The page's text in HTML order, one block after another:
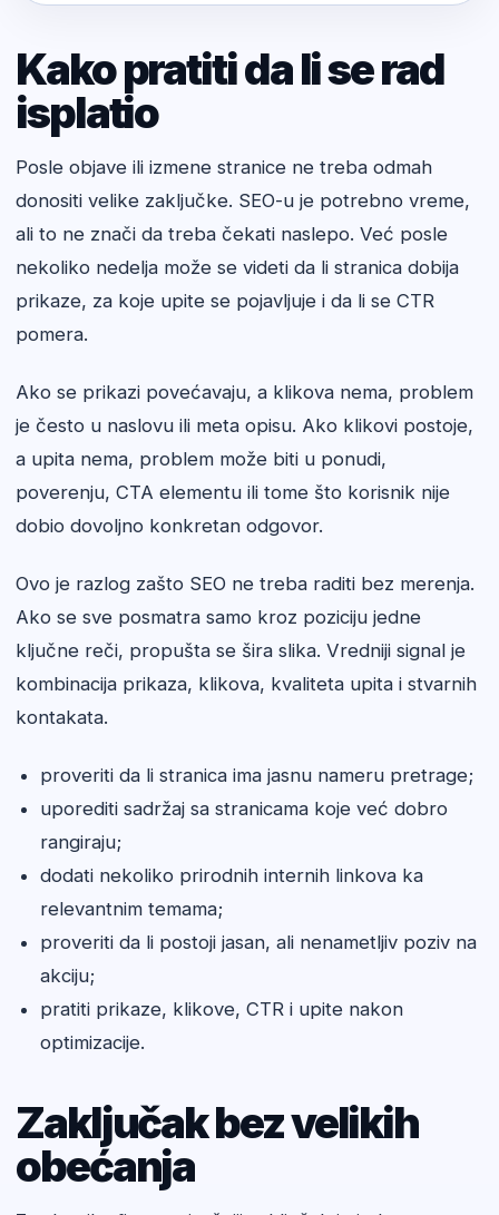
Kako pratiti da li se rad
isplatio
Posle objave ili izmene stranice ne treba odmah
donositi velike zaključke. SEO-u je potrebno vreme,
ali to ne znači da treba čekati naslepo. Već posle
nekoliko nedelja može se videti da li stranica dobija
prikaze, za koje upite se pojavljuje i da li se CTR
pomera.
Ako se prikazi povećavaju, a klikova nema, problem
je često u naslovu ili meta opisu. Ako klikovi postoje,
a upita nema, problem može biti u ponudi,
poverenju, CTA elementu ili tome što korisnik nije
dobio dovoljno konkretan odgovor.
Ovo je razlog zašto SEO ne treba raditi bez merenja.
Ako se sve posmatra samo kroz poziciju jedne
ključne reči, propušta se šira slika. Vredniji signal je
kombinacija prikaza, klikova, kvaliteta upita i stvarnih
kontakata.
proveriti da li stranica ima jasnu nameru pretrage;
uporediti sadržaj sa stranicama koje već dobro
rangiraju;
dodati nekoliko prirodnih internih linkova ka
relevantnim temama;
proveriti da li postoji jasan, ali nenametljiv poziv na
akciju;
pratiti prikaze, klikove, CTR i upite nakon
optimizacije.
Zaključak bez velikih
obećanja